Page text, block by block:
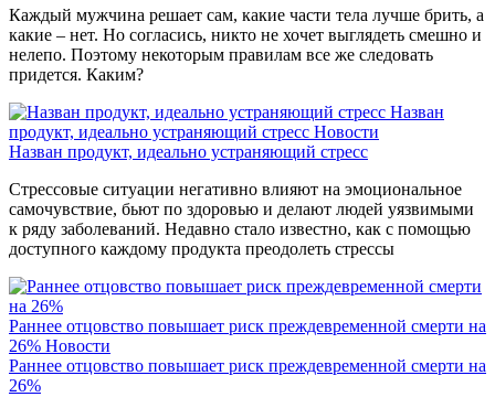
Каждый мужчина решает сам, какие части тела лучше брить, а
какие – нет. Но согласись, никто не хочет выглядеть смешно и
нелепо. Поэтому некоторым правилам все же следовать
придется. Каким?
Назван
продукт, идеально устраняющий стресс Новости
Назван продукт, идеально устраняющий стресс
Стрессовые ситуации негативно влияют на эмоциональное
самочувствие, бьют по здоровью и делают людей уязвимыми
к ряду заболеваний. Недавно стало известно, как с помощью
доступного каждому продукта преодолеть стрессы
Раннее отцовство повышает риск преждевременной смерти на
26% Новости
Раннее отцовство повышает риск преждевременной смерти на
26%